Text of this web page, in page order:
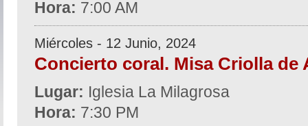
Hora: 7:00 AM
Miércoles - 12 Junio, 2024
Concierto coral. Misa Criolla de
Lugar: Iglesia La Milagrosa
Hora: 7:30 PM